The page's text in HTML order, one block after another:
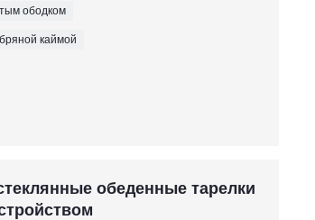
ободком
каймой
обеденные тарелки